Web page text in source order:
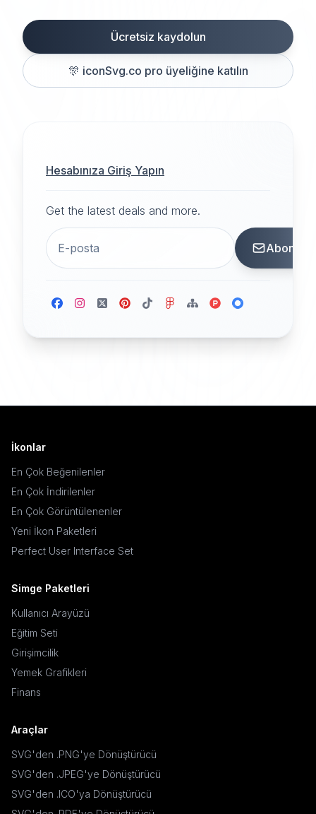
Ücretsiz kaydolun
🎊 iconSvg.co pro üyeliğine katılın
Hesabınıza Giriş Yapın
Get the latest deals and more.
Abone
İkonlar
En Çok Beğenilenler
En Çok İndirilenler
En Çok Görüntülenenler
Yeni İkon Paketleri
Perfect User Interface Set
Simge Paketleri
Kullanıcı Arayüzü
Eğitim Seti
Girişimcilik
Yemek Grafikleri
Finans
Araçlar
SVG'den .PNG'ye Dönüştürücü
SVG'den .JPEG'ye Dönüştürücü
SVG'den .ICO'ya Dönüştürücü